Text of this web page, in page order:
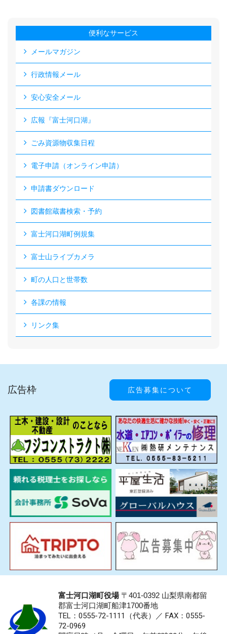
便利なサービス
メールマガジン
行政情報メール
安心安全メール
広報『富士河口湖』
ごみ資源物収集日程
電子申請（オンライン申請）
申請書ダウンロード
図書館蔵書検索・予約
富士河口湖町例規集
富士山ライブカメラ
町の人口と世帯数
各課の情報
リンク集
広告枠 広告募集について
富士河口湖町役場〒401-0392 山梨県南都留
郡富士河口湖町船津1700番地
TEL：0555-72-1111 （代表）／ FAX：0555-
72-0969